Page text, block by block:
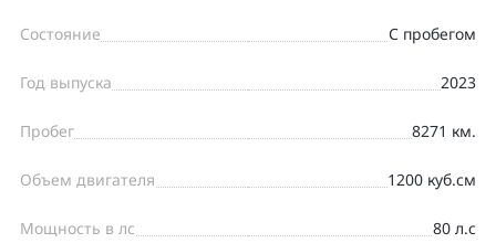
Состояние С пробегом
Год выпуска 2023
Пробег 8271 км.
Объем двигателя 1200 куб.см
Мощность в лс 80 л.с